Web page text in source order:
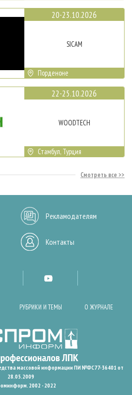
20-23.10.2026
SICAM
Порденоне
22-25.10.2026
WOODTECH
Стамбул, Турция
Смотреть все
Рекламодателям
Контакты
РУБРИКИ И ТЕМЫ О ЖУРНАЛЕ
массовой информации ПИ №ФС77-36401 от
28.05.2009
2002 - 2022